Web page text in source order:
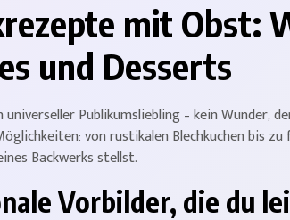
mit Obst:
und Desserts
Publikumsliebling – kein Wunder,
von rustikalen Blechkuchen bis
Backwerks stellst.
Vorbilder, die du